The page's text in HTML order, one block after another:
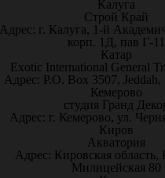
Калуга
Строй Край
г. Калуга, 1-й
корп. 1Д, пав Г-11
Катар
Exotic International General
Адрес: P.O. Box 3507, Jeddah,
Кемерово
студия Гранд
Адрес: г. Кемерово, ул.
Киров
Акватория
Адрес: Кировская область,
Милицейская 80